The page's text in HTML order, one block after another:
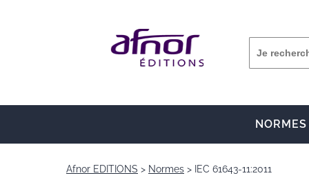
NORMES
Afnor EDITIONS Normes IEC 61643-11:2011